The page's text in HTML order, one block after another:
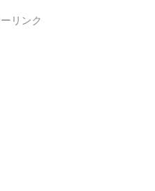
リンク